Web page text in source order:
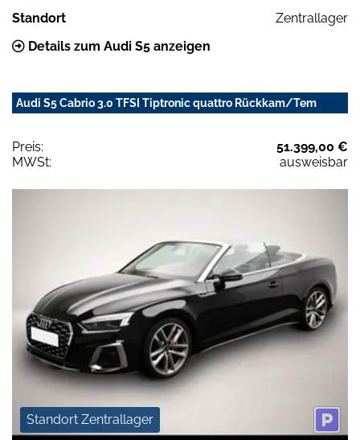
Standort
Zentrallager
Details zum Audi S5 anzeigen
Audi S5 Cabrio 3.0 TFSI Tiptronic quattro Rückkam/Tem
Preis:
51.399,00 €
MWSt:
ausweisbar
Standort Zentrallager